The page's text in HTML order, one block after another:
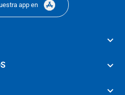
app en